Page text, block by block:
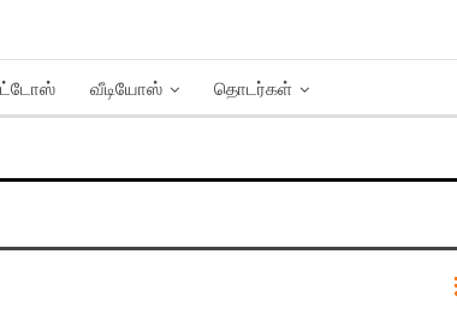
வீடியோஸ் தொடர்கள்